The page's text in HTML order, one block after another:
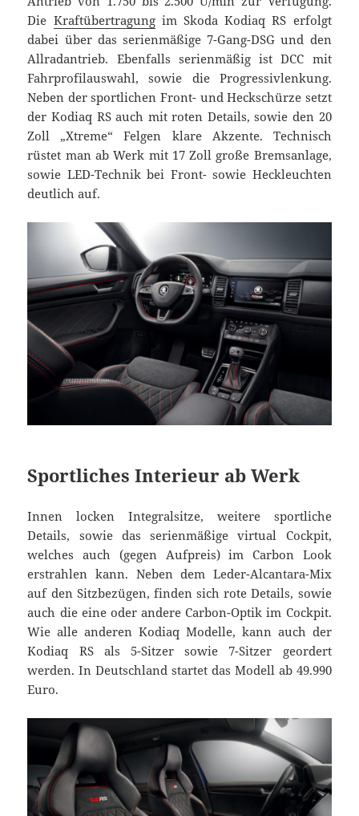
Die Kraftübertragungim Skoda Kodiaq RS erfolgt
dabei über das serienmäßige 7-Gang-DSG und den
Allradantrieb. Ebenfalls serienmäßig ist DCC mit
Fahrprofilauswahl, sowie die Progressivlenkung.
Neben der sportlichen Front- und Heckschürze setzt
der Kodiaq RS auch mit roten Details, sowie den 20
Zoll „Xtreme“ Felgen klare Akzente. Technisch
rüstet man ab Werk mit 17 Zoll große Bremsanlage,
sowie LED-Technik bei Front- sowie Heckleuchten
deutlich auf.
Sportliches Interieur ab Werk
Innen locken Integralsitze, weitere sportliche
Details, sowie das serienmäßige virtual Cockpit,
welches auch (gegen Aufpreis) im Carbon Look
erstrahlen kann. Neben dem Leder-Alcantara-Mix
auf den Sitzbezügen, finden sich rote Details, sowie
auch die eine oder andere Carbon-Optik im Cockpit.
Wie alle anderen Kodiaq Modelle, kann auch der
Kodiaq RS als 5-Sitzer sowie 7-Sitzer geordert
werden. In Deutschland startet das Modell ab 49.990
Euro.